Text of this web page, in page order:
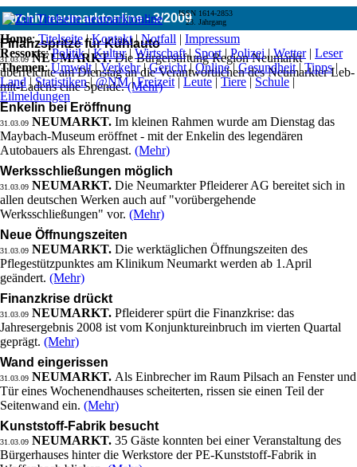
Archiv neumarktonline - 3/2009
Finanzspritze für Kühlauto
31.03.09 NEUMARKT.Die Bürgerstiftung Region Neumarkt
überreichte am Dienstag an die Verantwortlichen des Neumarkter Leb-
mit-Ladens eine Spende.(Mehr)
Enkelin bei Eröffnung
31.03.09 NEUMARKT. Im kleinen Rahmen wurde am Dienstag das
Maybach-Museum eröffnet - mit der Enkelin des legendären
Autobauers als Ehrengast. (Mehr)
Werksschließungen möglich
31.03.09 NEUMARKT. Die Neumarkter Pfleiderer AG bereitet sich in
allen deutschen Werken auch auf "vorübergehende
Werksschließungen" vor. (Mehr)
Neue Öffnungszeiten
31.03.09 NEUMARKT. Die werktäglichen Öffnungszeiten des
Pflegestützpunktes am Klinikum Neumarkt werden ab 1.April
geändert. (Mehr)
Finanzkrise drückt
31.03.09 NEUMARKT. Pfleiderer spürt die Finanzkrise: das
Jahresergebnis 2008 ist vom Konjunktureinbruch im vierten Quartal
geprägt. (Mehr)
Wand eingerissen
31.03.09 NEUMARKT. Als Einbrecher im Raum Pilsach an Fenster und
Tür eines Wochenendhauses scheiterten, rissen sie einen Teil der
Seitenwand ein. (Mehr)
Kunststoff-Fabrik besucht
31.03.09 NEUMARKT. 35 Gäste konnten bei einer Veranstaltung des
Bürgerhauses hinter die Werkstore der PE-Kunststoff-Fabrik in
ISSN 1614-2853
23. Jahrgang
Home:Titelseite|Kontakt|Notfall | Impressum
Ressorts:Politik|Kultur|Wirtschaft|Sport|Polizei|Wetter| Leser
Themen:Umwelt|Verkehr|Gericht|Online|Gesundheit|Tipps|
Land |Statistiken|@NM|Freizeit | Leute | Tiere | Schule |
Eilmeldungen